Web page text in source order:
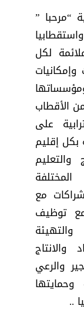
“مرحبا ”
لكل
الأقطاب
على
إقليم
مع
مع توظيف
والانتاج
والرعي
وحمايتها
..